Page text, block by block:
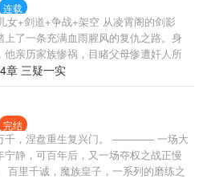
连载
女+剑道+争战+架空 从凌霄阁的剑影
上了一条充满血雨腥风的复仇之路。身
他亲历家族惨祸，目睹父母惨遭奸人所
报仇投入名门正派，但投入的门派不
会，因为他的极阴极阳之体，遭到诸人
人杀他。看他如何绝地反击，逆天改
融合了武侠、权谋、爱情和家国情怀的
迭起，等你来揭开！
章 三疑一实
完结
千，涅盘重生复兴门。 ———— 一场大
宁静，可百年后，又一场夺权之战正慢
百里千诚，魔族皇子，一系列的磨练之